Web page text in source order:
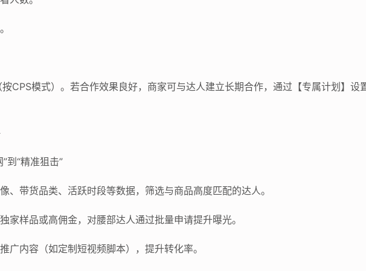
CPS模式）。若合作效果良好，商家可与达人建立长期合作，通过【专属计划】设
到“精准狙击”
带货品类、活跃时段等数据，筛选与商品高度匹配的达人。
样品或高佣金，对腰部达人通过批量申请提升曝光。
内容（如定制短视频脚本），提升转化率。